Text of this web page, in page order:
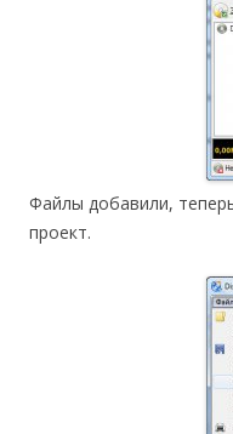
Файлы добавили,
проект.